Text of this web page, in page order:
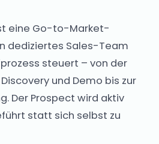
eine Go-to-Market-
dediziertes Sales-Team
steuert – von der
und Demo bis zur
Der Prospect wird aktiv
statt sich selbst zu